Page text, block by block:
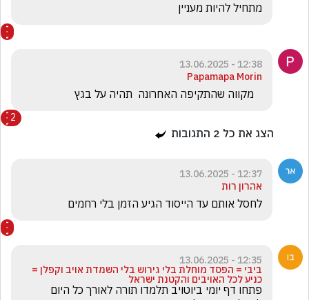
מתחיל להיות מעניין
12:38 - 13.06.2025
Papamapa Morin
2
הצג את כל 2 התגובות
12:37 - 13.06.2025
אהרון רות
לחסל אותם עד הייסוד הגיע הזמן בלי רחמים
12:35 - 13.06.2025
ביבי = הפסד מוחלת בלי גירוש בלי השמדת אויב וקפלן =
כניע לכל האויבים והקטנת ישראל